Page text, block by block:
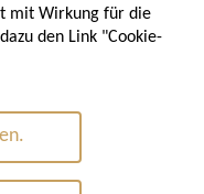
mit Wirkung für die
den Link "Cookie-